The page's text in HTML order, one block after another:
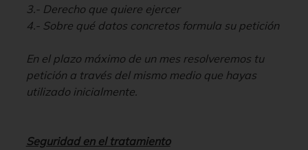
3.- Derecho que quiere ejercer
4.- Sobre qué datos concretos formula su petición
En el plazo máximo de un mes resolveremos tu
petición a través del mismo medio que hayas
utilizado inicialmente.
Seguridad en el tratamiento